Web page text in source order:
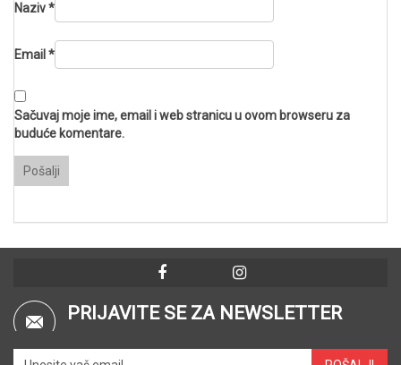
Naziv*
Email *
Sačuvaj moje ime, email i web stranicu u ovom browseru za
buduće komentare.
PRIJAVITE SE ZA NEWSLETTER